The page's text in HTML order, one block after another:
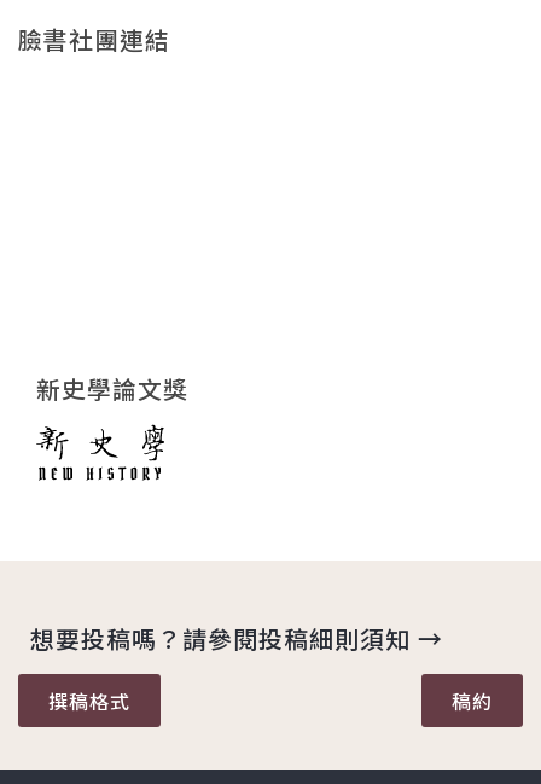
臉書社團連結
新史學論文獎
想要投稿嗎？請參閱投稿細則須知 →
撰稿格式 稿約